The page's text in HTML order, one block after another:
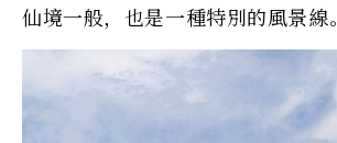
仙境一般，也是一種特別的風景線。